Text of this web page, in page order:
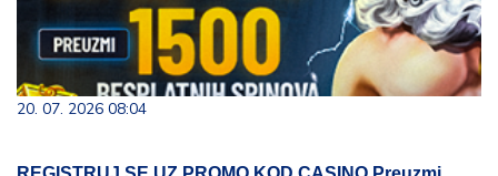
20. 07. 2026 08:04